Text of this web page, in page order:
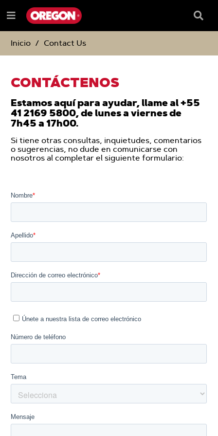
AL
CONTENIDO
AL
DE
NAVEGACIÓN
Menú
de
Inicio
Contact Us
CONTÁCTENOS
Estamos aquí para ayudar, llame al +55
41 2169 5800, de lunes a viernes de
7h45 a 17h00.
Si tiene otras consultas, inquietudes, comentarios
o sugerencias, no dude en comunicarse con
nosotros al completar el siguiente formulario: